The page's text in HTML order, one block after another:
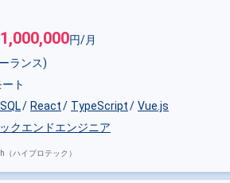
1,000,000円/月
ランス)
ート
React TypeScript
Vue.js
クエンドエンジニア
（ハイプロテック）